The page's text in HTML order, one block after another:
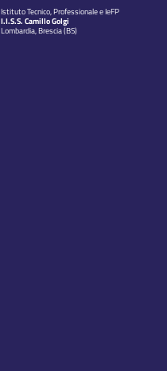
Istituto Tecnico, Professionale e IeFP
I.I.S.S. Camillo Golgi
Lombardia, Brescia (BS)